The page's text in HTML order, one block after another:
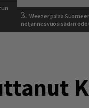
3. Weezer palaa
neljännesvuosisadan